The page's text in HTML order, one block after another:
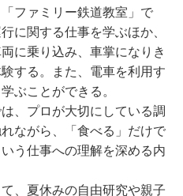
ファミリー鉄道教室」で
に関する仕事を学ぶほか、
に乗り込み、車掌になりき
する。また、電車を利用す
ぶことができる。
、プロが大切にしている調
ながら、「食べる」だけで
う仕事への理解を深める内
、夏休みの自由研究や親子